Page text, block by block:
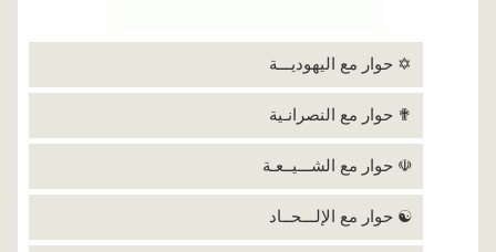
✡ حوار مع اليهوديـــة
✟ حوار مع النصرانـية
☫ حوار مع الشـــيــعـة
☯ حوار مع الإلـــحــاد